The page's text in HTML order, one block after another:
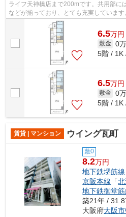
ライフ天神橋店まで200mです。共用部に
などが揃っており、とても充実していま
2駅利用可能な物件です。場所が平坦なの...
6.5万円
敷金 0
5階 / 1K
6.5万円
敷金 0
5階 / 1K
賃貸 | マンション ウイング瓦町
敷0
8.2万円
地下鉄堺筋線
京阪本線 「
地下鉄御堂筋
築21年 /
大阪府大阪